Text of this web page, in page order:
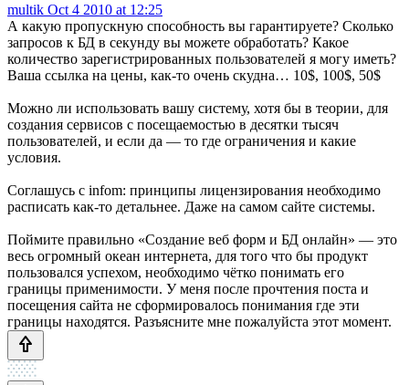
multik Oct 4 2010 at 12:25
А какую пропускную способность вы гарантируете? Сколько
запросов к БД в секунду вы можете обработать? Какое
количество зарегистрированных пользователей я могу иметь?
Ваша ссылка на цены, как-то очень скудна… 10$, 100$, 50$
Можно ли использовать вашу систему, хотя бы в теории, для
создания сервисов с посещаемостью в десятки тысяч
пользователей, и если да — то где ограничения и какие
условия.
Соглашусь с infom: принципы лицензирования необходимо
расписать как-то детальнее. Даже на самом сайте системы.
Поймите правильно «Создание веб форм и БД онлайн» — это
весь огромный океан интернета, для того что бы продукт
пользовался успехом, необходимо чётко понимать его
границы применимости. У меня после прочтения поста и
посещения сайта не сформировалось понимания где эти
границы находятся. Разъясните мне пожалуйста этот момент.